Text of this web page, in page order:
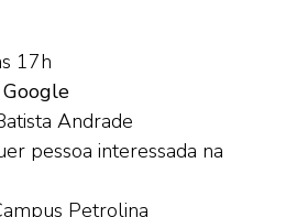
17h
Andrade
pessoa interessada na
Petrolina